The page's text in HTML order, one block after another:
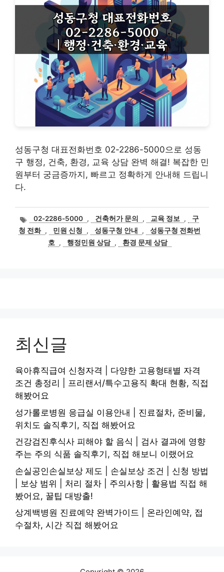
성동구청 대표전화번호 02-2286-5000으로 성동
구 행정, 건축, 환경, 교육 상담 완벽 해결! 복잡한 민
원부터 궁금증까지, 빠르고 정확하게 안내해 드립니
다.
태
그
02-2286-5000 , 건축허가 문의 , 교육 정보 ,
구
청 전화 , 민원 신청 , 성동구청 안내 ,
성동구청 전화번
호
, 행정민원 상담 , 환경 문제 상담
최신글
육아휴직급여 신청자격 | 다양한 고용형태별 자격
조건 총정리 | 프리랜서/특수고용직 확대 현황, 직접
해봤어요
성가롤로병원 응급실 이용안내 | 진료절차, 준비물,
위치도 솔직후기, 직접 해봤어요
건강검진후식사 피해야 할 음식 | 검사 결과에 영향
주는 주의 식품 솔직후기, 직접 해보니 이랬어요
손실공인손실보상 제도 | 손실보상 조건 | 신청 방법
| 보상 범위 | 처리 절차 | 주의사항 | 활용법 직접 해
봤어요, 꿀팁 대방출!
상계백병원 진료예약 완벽가이드 | 온라인예약, 접
수절차, 시간 직접 해봤어요